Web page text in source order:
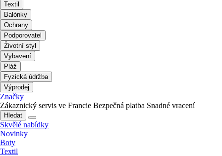
Textil
Balónky
Ochrany
Podporovatel
Životní styl
Vybavení
Pláž
Fyzická údržba
Výprodej
Značky
Zákaznický servis ve Francie Bezpečná platba Snadné vracení
Hledat
Skvělé nabídky
Novinky
Boty
Textil